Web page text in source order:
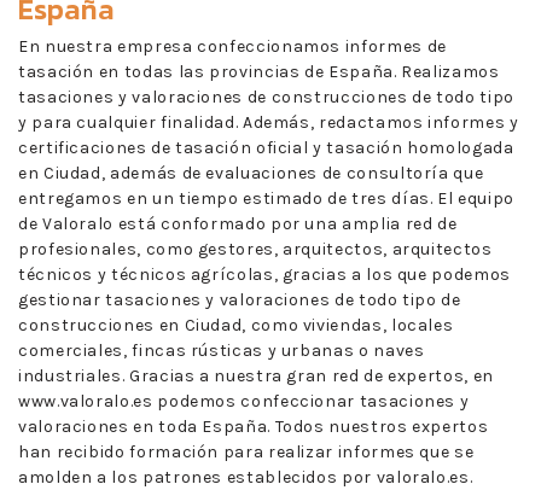
España
En nuestra empresa confeccionamos informes de
tasación en todas las provincias de España. Realizamos
tasaciones y valoraciones de construcciones de todo tipo
y para cualquier finalidad. Además, redactamos informes y
certificaciones de tasación oficial y tasación homologada
en Ciudad, además de evaluaciones de consultoría que
entregamos en un tiempo estimado de tres días. El equipo
de Valoralo está conformado por una amplia red de
profesionales, como gestores, arquitectos, arquitectos
técnicos y técnicos agrícolas, gracias a los que podemos
gestionar tasaciones y valoraciones de todo tipo de
construcciones en Ciudad, como viviendas, locales
comerciales, fincas rústicas y urbanas o naves
industriales. Gracias a nuestra gran red de expertos, en
www.valoralo.es podemos confeccionar tasaciones y
valoraciones en toda España. Todos nuestros expertos
han recibido formación para realizar informes que se
amolden a los patrones establecidos por valoralo.es.